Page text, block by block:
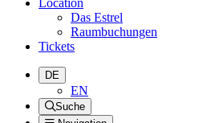
Location
Das Estrel
Raumbuchungen
Tickets
DE
EN
Suche